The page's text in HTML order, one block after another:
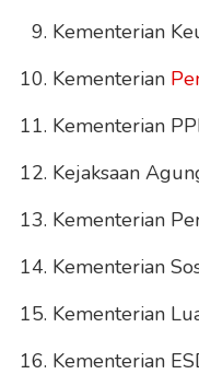
Kementerian
Kementerian
Kementerian
Kejaksaan
Kementerian
Kementerian
Kementerian
Kementerian